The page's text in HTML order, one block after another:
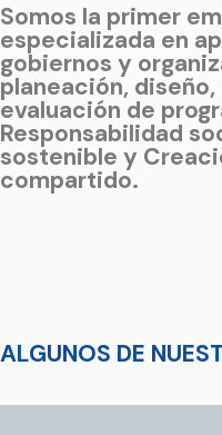
Somos la primer
especializada en
gobiernos y
planeación,
evaluación de
Responsabilidad
sostenible y
compartido.
ALGUNOS DE